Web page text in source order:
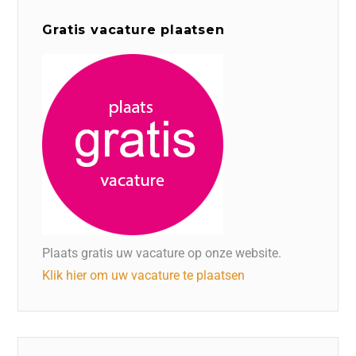
Gratis vacature plaatsen
Plaats gratis uw vacature op onze website.
Klik hier om uw vacature te plaatsen